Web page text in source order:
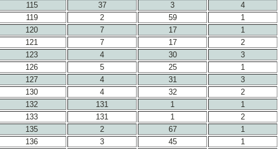
115 37 3
4
119 2 59
1
120 7 17
1
121 7 17
2
123 4 30
3
126 5 25
1
127 4 31
3
130 4 32
2
132 131 1
1
133 131 1
2
135 2 67
1
136 3 45
1